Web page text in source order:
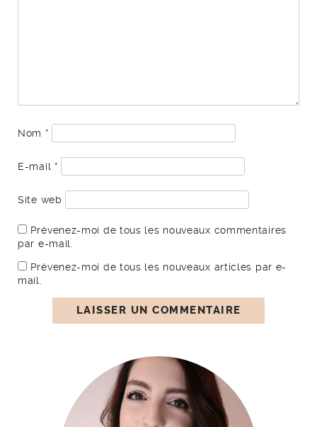
Nom *
E-mail *
Site web
Prévenez-moi de tous les nouveaux commentaires
par e-mail.
Prévenez-moi de tous les nouveaux articles par e-
mail.